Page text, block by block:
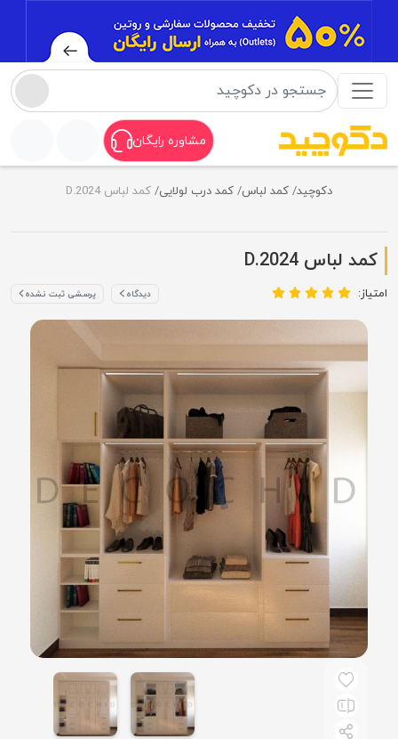
مشاوره رایگان
دکوچید کمد لباس کمد درب لولایی کمد لباس D.2024
کمد لباس D.2024
امتیاز: دیدگاه پرسشی ثبت نشده